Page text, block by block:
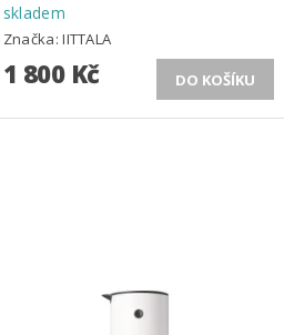
skladem
Značka:IITTALA
1 800 Kč